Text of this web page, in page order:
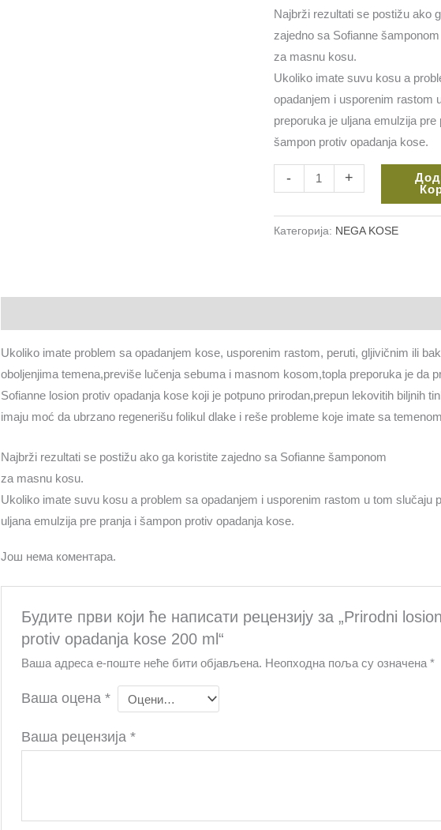
Najbrži rezultati se postižu ako
zajedno sa Sofianne šamponom
za masnu kosu.
Ukoliko imate suvu kosu a
opadanjem i usporenim rastom
preporuka je uljana emulzija pre
šampon protiv opadanja kose.
- +
Категорија: NEGA KOSE
Ukoliko imate problem sa opadanjem kose, usporenim rastom, peruti, gljivičnim ili
oboljenjima temena,previše lučenja sebuma i masnom kosom,topla preporuka je da
Sofianne losion protiv opadanja kose koji je potpuno prirodan,prepun lekovitih biljnih
imaju moć da ubrzano regenerišu folikul dlake i reše probleme koje imate sa
Najbrži rezultati se postižu ako ga koristite zajedno sa Sofianne šamponom
za masnu kosu.
Ukoliko imate suvu kosu a problem sa opadanjem i usporenim rastom u tom slučaju
uljana emulzija pre pranja i šampon protiv opadanja kose.
Још нема коментара.
Будите први који ће написати рецензију за „Prirodni losion
protiv opadanja kose 200 ml“
Ваша адреса е-поште неће бити објављена. Неопходна поља су означена*
Ваша оцена*
Ваша рецензија*